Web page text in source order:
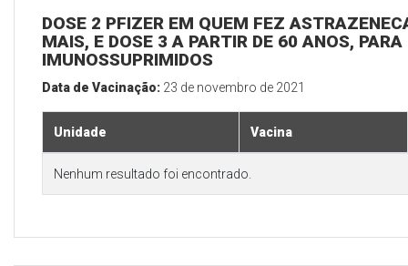
DOSE 2 PFIZER EM QUEM FEZ
MAIS, E DOSE 3 A PARTIR DE 60 ANOS,
IMUNOSSUPRIMIDOS
Data de Vacinação: 23 de novembro de 2021
Unidade Vacina
Nenhum resultado foi encontrado.